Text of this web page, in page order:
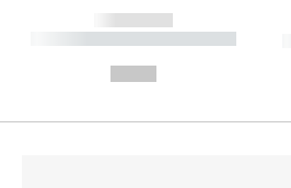
------------
----------- ----------- --------